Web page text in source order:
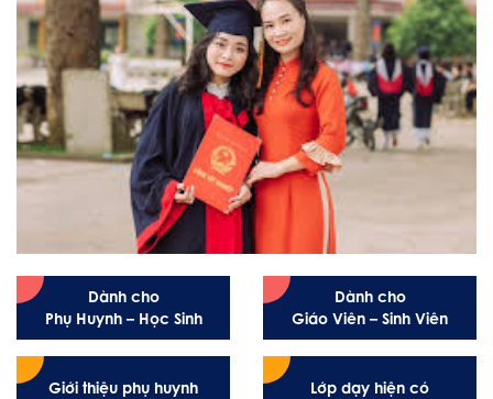
Dành cho
Phụ Huynh – Học Sinh
Giới thiệu phụ huynh
Dành cho
Giáo Viên – Sinh Viên
Lớp dạy hiện có